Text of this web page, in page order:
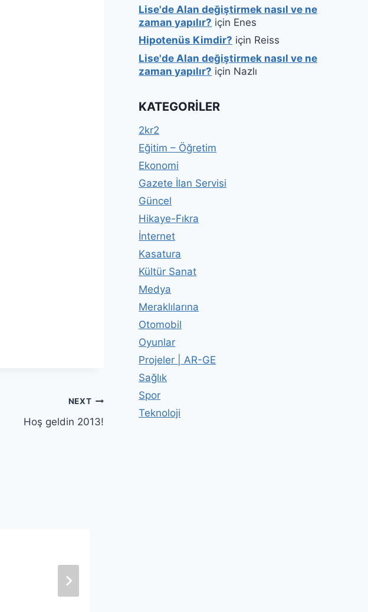
NEXT
Hoş geldin 2013!
Lise'de Alan değiştirmek nasıl ve ne
zaman yapılır? için Enes
Hipotenüs Kimdir? için Reiss
Lise'de Alan değiştirmek nasıl ve ne
zaman yapılır? için Nazlı
KATEGORILER
2kr2
Eğitim – Öğretim
Ekonomi
Gazete İlan Servisi
Güncel
Hikaye-Fıkra
İnternet
Kasatura
Kültür Sanat
Medya
Meraklılarına
Otomobil
Oyunlar
Projeler | AR-GE
Sağlık
Spor
Teknoloji